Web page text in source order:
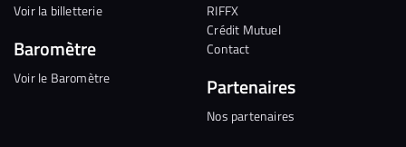
Voir la billetterie
Baromètre
Voir le Baromètre
RIFFX
Crédit Mutuel
Contact
Partenaires
Nos partenaires